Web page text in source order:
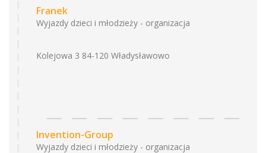
Franek
Wyjazdy dzieci i młodzieży - organizacja
Kolejowa 3 84-120 Władysławowo
Invention-Group
Wyjazdy dzieci i młodzieży - organizacja